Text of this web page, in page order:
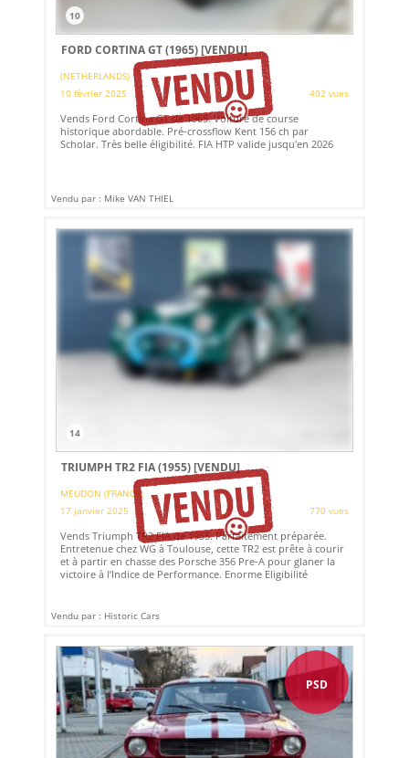
10
FORD CORTINA GT (1965)[VENDU]
(NETHERLANDS)
10 février 2025
402 vues
Vends Ford Cortina GT de 1965. Voiture de course
historique abordable. Pré-crossflow Kent 156 ch par
Scholar. Très belle éligibilité. FIA HTP valide jusqu'en 2026
Vendu par : Mike VAN THIEL
14
TRIUMPH TR2 FIA (1955)[VENDU]
MEUDON (FRANCE)
17 janvier 2025
770 vues
Vends Triumph TR2 FIA de 1955. Parfaitement préparée.
Entretenue chez WG à Toulouse, cette TR2 est prête à courir
et à partir en chasse des Porsche 356 Pre-A pour glaner la
victoire à l’Indice de Performance. Enorme Eligibilité
Vendu par : Historic Cars
PSD